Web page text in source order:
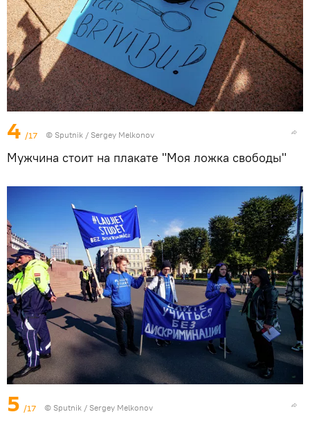
4 /17 © Sputnik / Sergey Melkonov
Мужчина стоит на плакате "Моя ложка свободы"
5 /17 © Sputnik / Sergey Melkonov